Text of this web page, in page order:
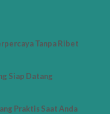
Tanpa Ribet
Siap Datang
Praktis Saat Anda